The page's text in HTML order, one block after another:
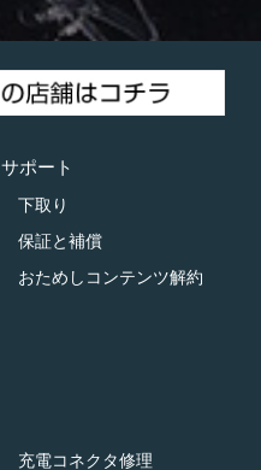
サポート
下取り
保証と補償
おためしコンテンツ解約
充電コネクタ修理